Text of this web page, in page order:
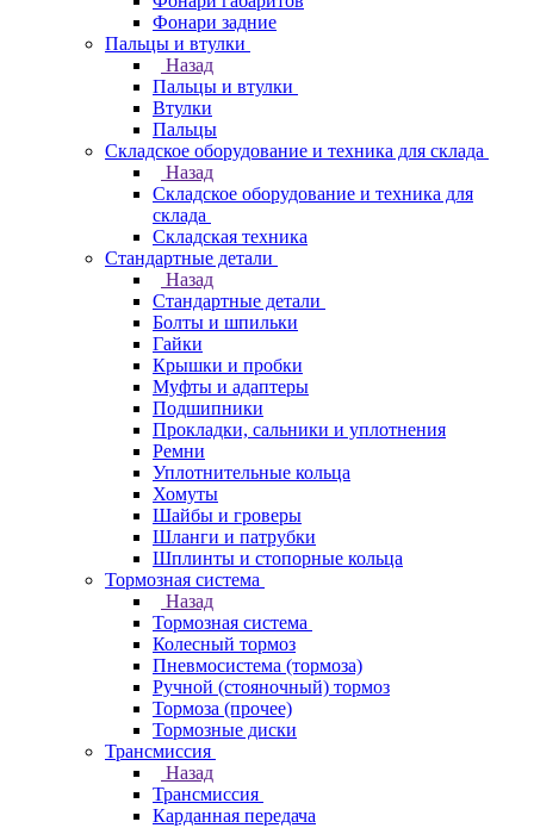
Фонари задние
Пальцы и втулки
Назад
Пальцы и втулки
Втулки
Пальцы
Складское оборудование и техника для склада
Назад
Складское оборудование и техника для
склада
Складская техника
Стандартные детали
Назад
Стандартные детали
Болты и шпильки
Гайки
Крышки и пробки
Муфты и адаптеры
Подшипники
Прокладки, сальники и уплотнения
Ремни
Уплотнительные кольца
Хомуты
Шайбы и гроверы
Шланги и патрубки
Шплинты и стопорные кольца
Тормозная система
Назад
Тормозная система
Колесный тормоз
Пневмосиcтема (тормоза)
Ручной (стояночный) тормоз
Тормоза (прочее)
Тормозные диски
Трансмиссия
Назад
Трансмиссия
Карданная передача